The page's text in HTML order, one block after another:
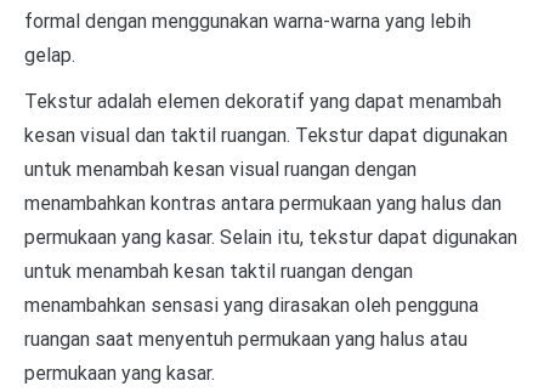
formal dengan menggunakan warna-warna yang lebih
gelap.
Tekstur adalah elemen dekoratif yang dapat menambah
kesan visual dan taktil ruangan. Tekstur dapat digunakan
untuk menambah kesan visual ruangan dengan
menambahkan kontras antara permukaan yang halus dan
permukaan yang kasar. Selain itu, tekstur dapat digunakan
untuk menambah kesan taktil ruangan dengan
menambahkan sensasi yang dirasakan oleh pengguna
ruangan saat menyentuh permukaan yang halus atau
permukaan yang kasar.